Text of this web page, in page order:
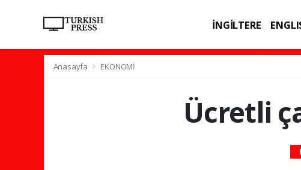
İNGİLTERE
Anasayfa EKONOMİ
Ücretli